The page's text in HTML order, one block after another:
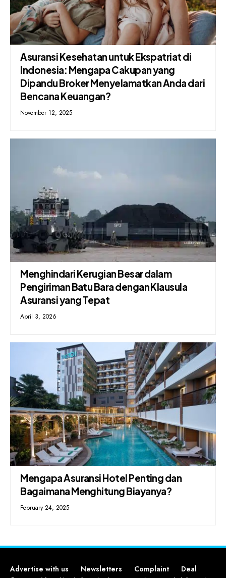
Asuransi Kesehatan untuk Ekspatriat di
Indonesia: Mengapa Cakupan yang
Dipandu Broker Menyelamatkan Anda dari
Bencana Keuangan?
November 12, 2025
Menghindari Kerugian Besar dalam
Pengiriman Batu Bara dengan Klausula
Asuransi yang Tepat
April 3, 2026
Mengapa Asuransi Hotel Penting dan
Bagaimana Menghitung Biayanya?
February 24, 2025
Advertise with us Newsletters Complaint Deal